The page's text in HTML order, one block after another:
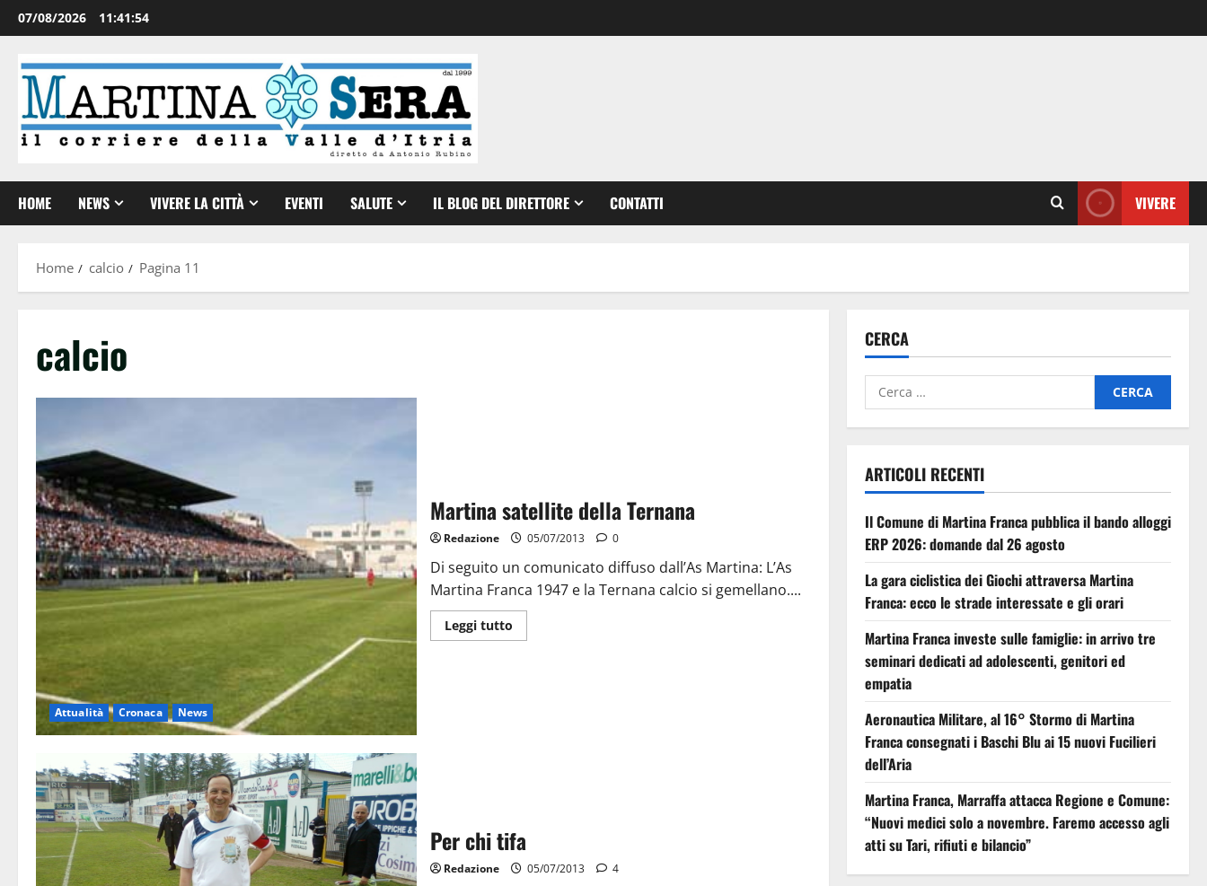
07/08/2026 11:41:56
HOME NEWS VIVERE LA CITTÀ EVENTI SALUTE IL BLOG DEL DIRETTORE CONTATTI VIVERE
Home calcio Pagina 11
calcio
Attualità Cronaca News
Martina satellite della Ternana
Redazione 05/07/2013 0
Di seguito un comunicato diffuso dall’As Martina: L’As
Martina Franca 1947 e la Ternana calcio si gemellano....
Leggi tutto
Per chi tifa
Redazione 05/07/2013 4
CERCA
ARTICOLI RECENTI
Il Comune di Martina Franca pubblica il bando alloggi
ERP 2026: domande dal 26 agosto
La gara ciclistica dei Giochi attraversa Martina
Franca: ecco le strade interessate e gli orari
Martina Franca investe sulle famiglie: in arrivo tre
seminari dedicati ad adolescenti, genitori ed
empatia
Aeronautica Militare, al 16° Stormo di Martina
Franca consegnati i Baschi Blu ai 15 nuovi Fucilieri
dell’Aria
Martina Franca, Marraffa attacca Regione e Comune:
“Nuovi medici solo a novembre. Faremo accesso agli
atti su Tari, rifiuti e bilancio”